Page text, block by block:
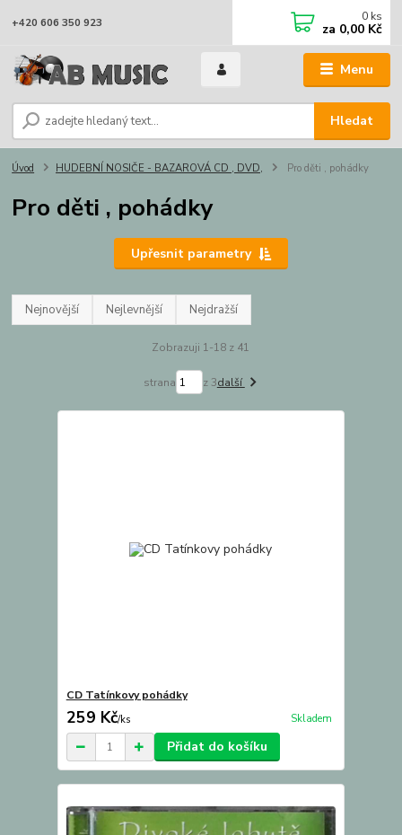
Menu
Hledat
+420 606 350 923 0 ks
za 0,00 Kč
Úvod HUDEBNÍ NOSIČE - BAZAROVÁ CD , DVD, Pro děti , pohádky
Pro děti , pohádky
Upřesnit parametry
Nejnovější Nejlevnější Nejdražší
Zobrazuji 1-18 z 41
strana z 3další
CD Tatínkovy pohádky
259 Kč/ks Skladem
Přidat do košíku